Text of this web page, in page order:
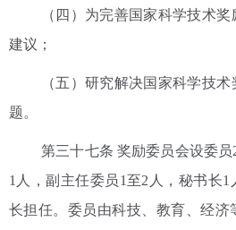
（四）为完善国家科学技术
建议；
（五）研究解决国家科学技
题。
第三十七条 奖励委员会设委
1人，副主任委员1至2人，秘书长
长担任。委员由科技、教育、经济